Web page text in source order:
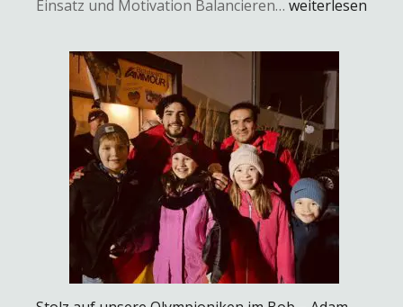
Einsatz und Motivation Balancieren… weiterlesen